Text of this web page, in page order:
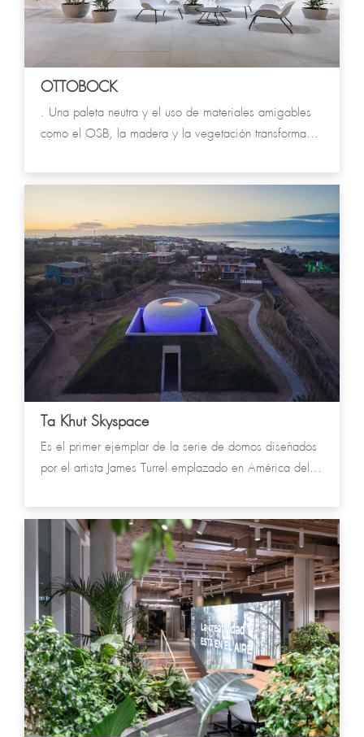
OTTOBOCK
. Una paleta neutra y el uso de materiales amigables
como el OSB, la madera y la vegetación transforman
clientes, exhibiendo las distintas aristas del trabajo
Ta Khut Skyspace
Es el primer ejemplar de la serie de domos diseñados
por el artista James Turrel emplazado en América del